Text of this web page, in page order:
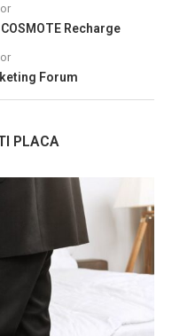
Recharge
Forum
PLACA